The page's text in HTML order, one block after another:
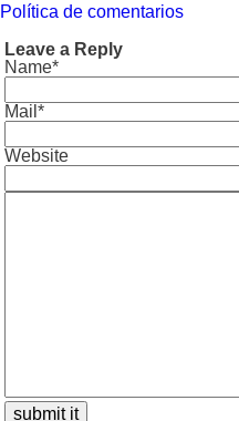
Política de comentarios
Leave a Reply
Name*
Mail*
Website